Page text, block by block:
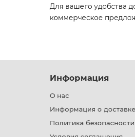
Для вашего удобства
коммерческое
Информация
О нас
Информация о доставке
Политика безопасности